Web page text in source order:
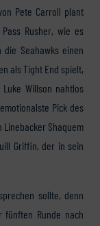
Pete Carroll plant
Rusher, wie es
die Seahawks einen
als Tight End spielt,
Willson nahtlos
Pick des
Shaquem
Griffin, der in sein
sollte, denn
Runde nach